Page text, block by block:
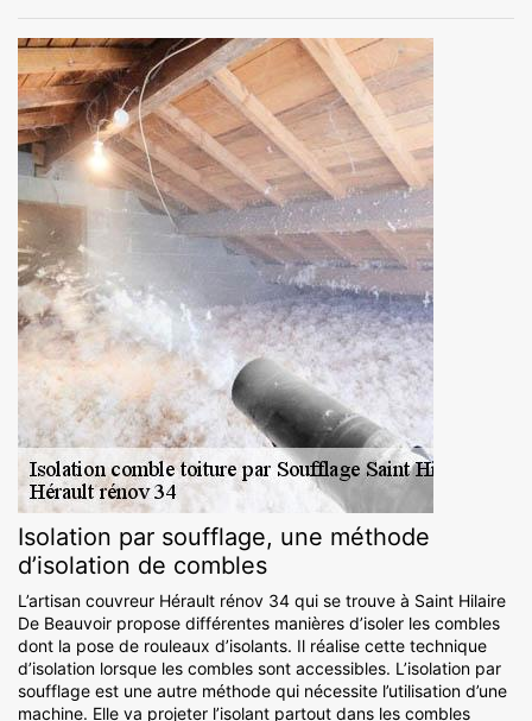
Isolation par soufflage, une méthode
d’isolation de combles
L’artisan couvreur Hérault rénov 34 qui se trouve à Saint Hilaire
De Beauvoir propose différentes manières d’isoler les combles
dont la pose de rouleaux d’isolants. Il réalise cette technique
d’isolation lorsque les combles sont accessibles. L’isolation par
soufflage est une autre méthode qui nécessite l’utilisation d’une
machine. Elle va projeter l’isolant partout dans les combles